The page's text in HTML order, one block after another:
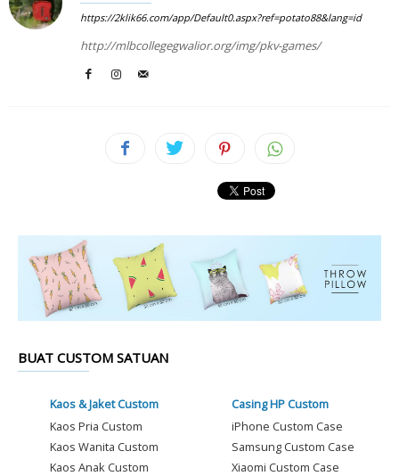
https://2klik66.com/app/Default0.aspx?ref=potato88&lang=id
http://mlbcollegegwalior.org/img/pkv-games/
BUAT CUSTOM SATUAN
Kaos & Jaket Custom
Kaos Pria Custom
Kaos Wanita Custom
Kaos Anak Custom
Casing HP Custom
iPhone Custom Case
Samsung Custom Case
Xiaomi Custom Case